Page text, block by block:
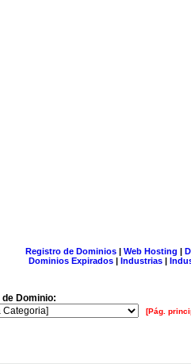
Registro de Dominios| Web Hosting |
Dominios Expirados | Industrias |
Dominio:
[Pág.